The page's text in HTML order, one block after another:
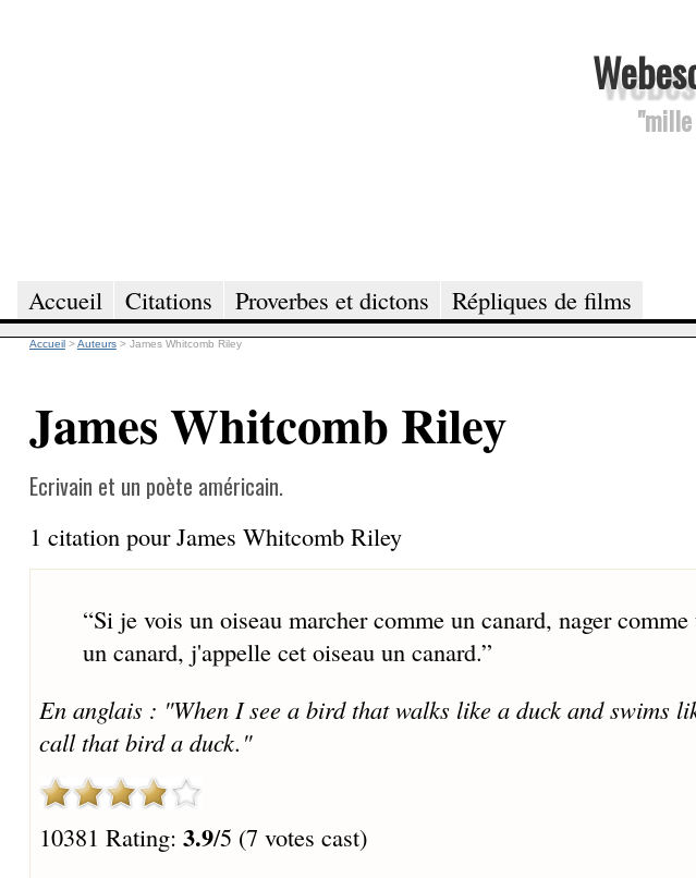
Accueil Citations Proverbes et dictons Répliques de films
Accueil >Auteurs > James Whitcomb Riley
James Whitcomb Riley
Ecrivain et un poète américain.
1 citation pour James Whitcomb Riley
“Si je vois un oiseau marcher comme un canard, nager
un canard, j'appelle cet oiseau un canard.”
En anglais : "When I see a bird that walks like a duck and swims
call that bird a duck."
10381 Rating: 3.9/5 (7 votes cast)